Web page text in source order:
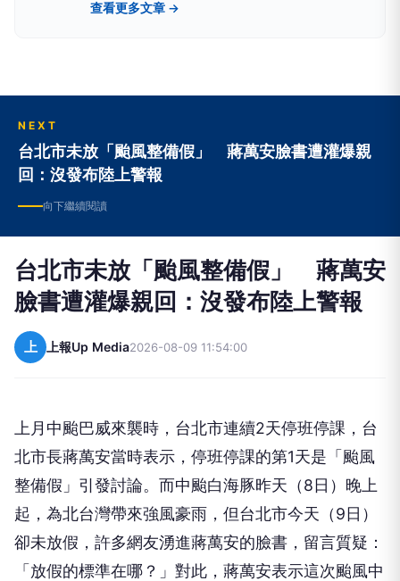
查看更多文章 →
NEXT
台北市未放「颱風整備假」 蔣萬安臉書遭灌爆親
回：沒發布陸上警報
向下繼續閱讀
台北市未放「颱風整備假」 蔣萬安
臉書遭灌爆親回：沒發布陸上警報
上 上報Up Media2026-08-09 11:54:00
上月中颱巴威來襲時，台北市連續2天停班停課，台
北市長蔣萬安當時表示，停班停課的第1天是「颱風
整備假」引發討論。而中颱白海豚昨天（8日）晚上
起，為北台灣帶來強風豪雨，但台北市今天（9日）
卻未放假，許多網友湧進蔣萬安的臉書，留言質疑：
「放假的標準在哪？」對此，蔣萬安表示這次颱風中